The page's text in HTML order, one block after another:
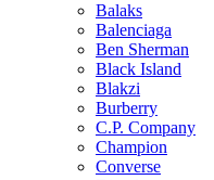
Balaks
Balenciaga
Ben Sherman
Black Island
Blakzi
Burberry
C.P. Company
Champion
Converse